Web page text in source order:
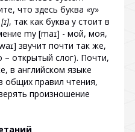
что здесь буква «y»
[ɪ], так как буква y стоит в
my [maɪ] - мой, моя,
звучит почти так же,
– открытый слог). Почти,
в английском языке
общих правил чтения,
произношение